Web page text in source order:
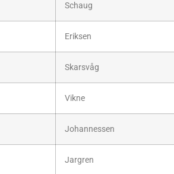
Schaug
Eriksen
Skarsvåg
Vikne
Johannessen
Jargren